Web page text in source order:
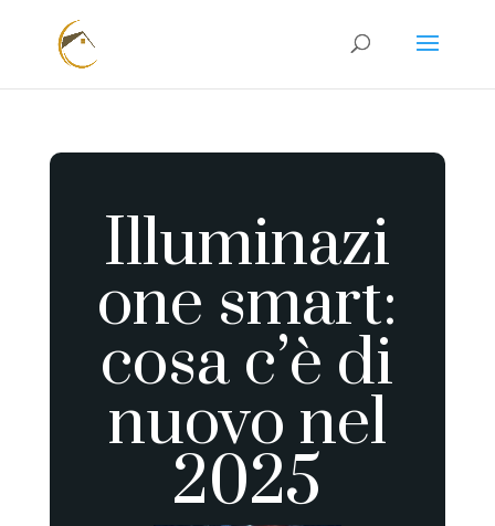
Illuminazi
one smart:
cosa c’è di
nuovo nel
2025